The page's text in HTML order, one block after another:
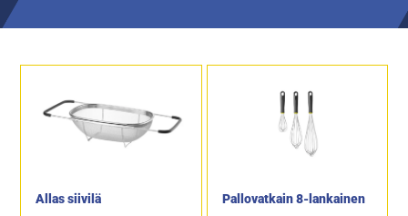
Allas siivilä Pallovatkain 8-lankainen